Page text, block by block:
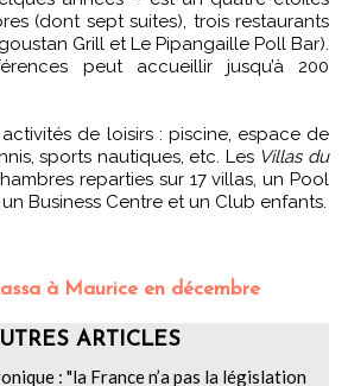
(dont sept suites), trois restaurants
Grill et Le Pipangaille Poll Bar).
peut accueillir jusqu’à 200
de loisirs : piscine, espace de
sports nautiques, etc. Les Villas du
reparties sur 17 villas, un Pool
Business Centre et un Club enfants.
à Maurice en décembre
ARTICLES
: "la France n’a pas la législation